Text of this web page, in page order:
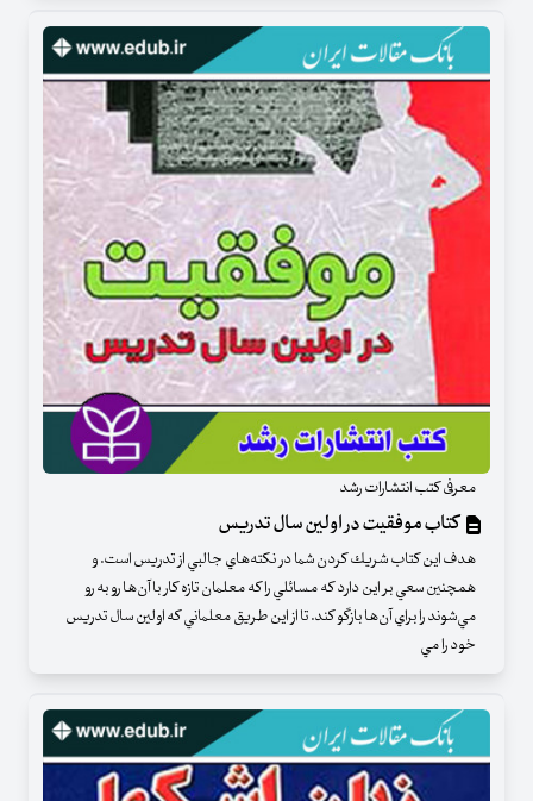
معرفی کتب انتشارات رشد
کتاب موفقیت در اولین سال تدریس
هدف اين كتاب شريك كردن شما در نكته‌هاي جالبي از تدريس است. و
همچنين سعي بر اين دارد كه مسائلي را كه معلمان تازه‌ كار با آن‌ها رو به رو
مي‌شوند را براي آن‌ها بازگو كند. تا از اين طريق معلماني كه اولين سال تدريس
خود را مي‌